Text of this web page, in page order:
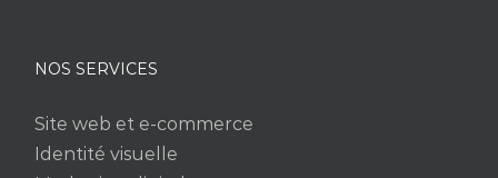
NOS SERVICES
Site web et e-commerce
Identité visuelle